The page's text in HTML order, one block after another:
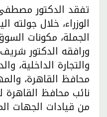
تفقد الدكتور
الوزراء، خلال جولته
الجملة، مكونات
ورافقه الدكتور
والتجارة الداخلية،
محافظ القاهرة،
نائب محافظ القاهرة
من قيادات الجهات